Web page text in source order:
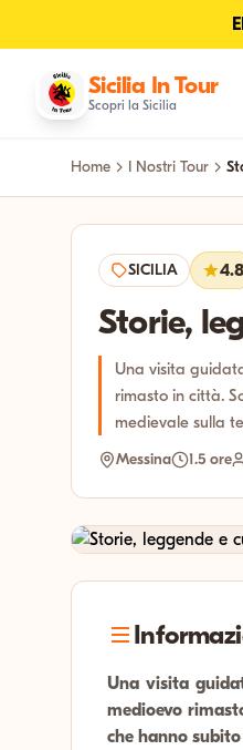
Sicilia In Tour
Scopri la Sicilia
Home I Nostri Tour
SICILIA 4.8
Storie,
Una visita
rimasto in città.
medievale sulla
Messina 1.5 ore
Una visita
medioevo
che hanno